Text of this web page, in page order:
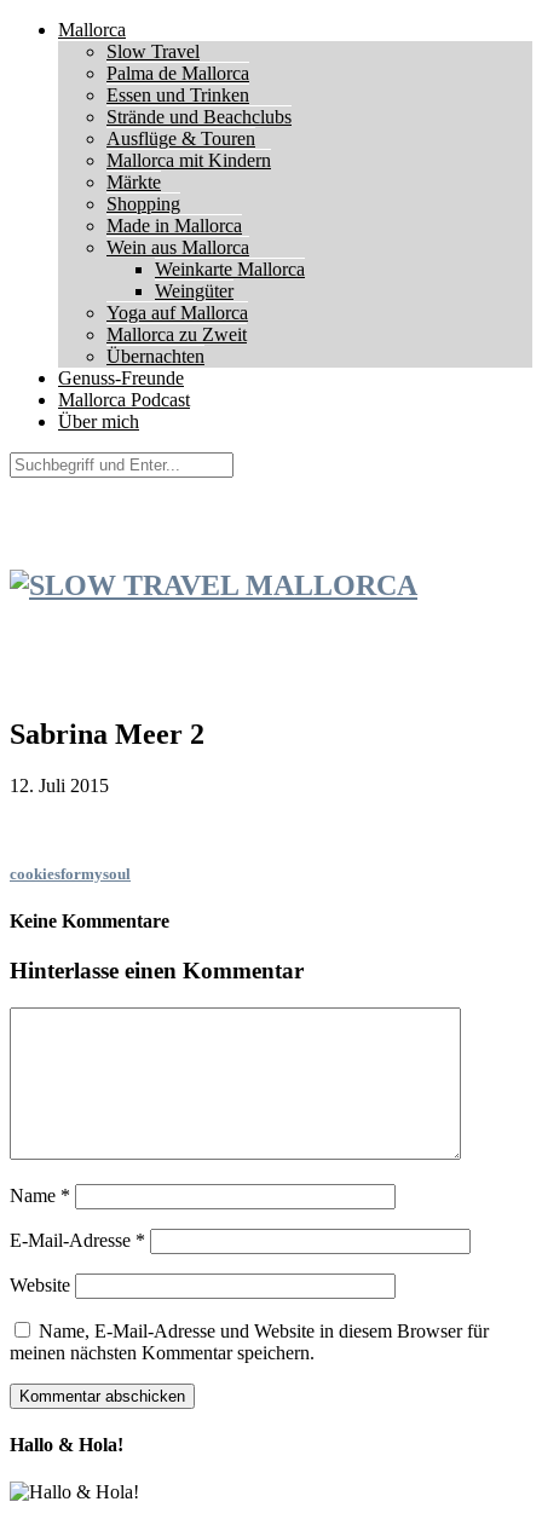
Mallorca
Slow Travel
Palma de Mallorca
Essen und Trinken
Strände und Beachclubs
Ausflüge & Touren
Mallorca mit Kindern
Märkte
Shopping
Made in Mallorca
Wein aus Mallorca
Weinkarte Mallorca
Weingüter
Yoga auf Mallorca
Mallorca zu Zweit
Übernachten
Genuss-Freunde
Mallorca Podcast
Über mich
Sabrina Meer 2
12. Juli 2015
cookiesformysoul
Keine Kommentare
Hinterlasse einen Kommentar
Name *
E-Mail-Adresse *
Website
Name, E-Mail-Adresse und Website in diesem Browser für
meinen nächsten Kommentar speichern.
Hallo & Hola!